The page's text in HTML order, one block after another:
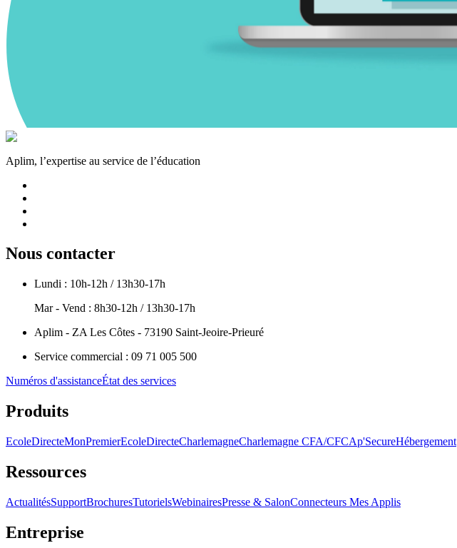
Aplim, l’expertise au service de l’éducation
Nous contacter
Lundi : 10h-12h / 13h30-17h
Mar - Vend : 8h30-12h / 13h30-17h
Aplim - ZA Les Côtes - 73190 Saint-Jeoire-Prieuré
Service commercial : 09 71 005 500
Numéros d'assistanceÉtat des services
Produits
EcoleDirecteMonPremierEcoleDirecteCharlemagneCharlemagne CFA/CFCAp'SecureHébergement
Ressources
ActualitésSupportBrochuresTutorielsWebinairesPresse & SalonConnecteurs Mes Applis
Entreprise